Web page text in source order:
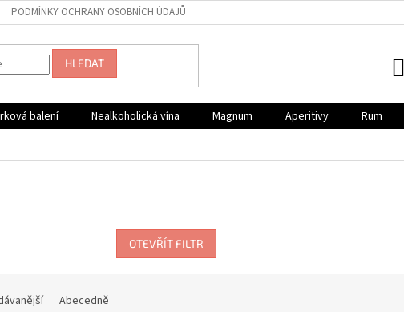
PODMÍNKY OCHRANY OSOBNÍCH ÚDAJŮ
HLEDAT
balení Nealkoholická vína Magnum Aperitivy Rum
OTEVŘÍT FILTR
Abecedně